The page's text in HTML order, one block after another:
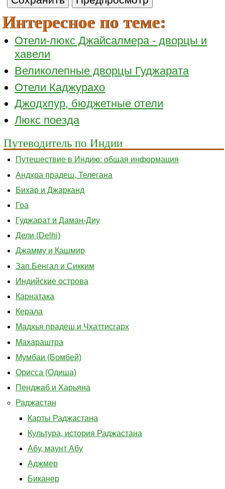
Интересное по теме:
Отели-люкс Джайсалмера - дворцы и
хавели
Великолепные дворцы Гуджарата
Отели Каджурахо
Джодхпур, бюджетные отели
Люкс поезда
Путеводитель по Индии
Путешествие в Индию: общая информация
Андхра прадеш, Телегана
Бихар и Джарканд
Гоа
Гуджарат и Даман-Диу
Дели (Delhi)
Джамму и Кашмир
Зап.Бенгал и Сикким
Индийские острова
Карнатака
Керала
Мадхья прадеш и Чхаттисгарх
Махараштра
Мумбаи (Бомбей)
Орисса (Одиша)
Пенджаб и Харьяна
Раджастан
Карты Раджастана
Культура, история Раджастана
Абу, маунт Абу
Аджмер
Биканер